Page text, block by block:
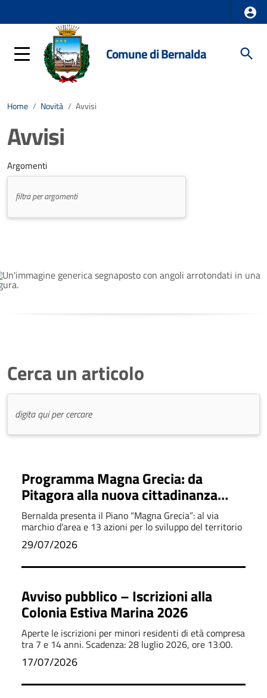
Comune di Bernalda
Home / Novità / Avvisi
Avvisi
Argomenti
Cerca un articolo
Programma Magna Grecia: da
Pitagora alla nuova cittadinanza
euromediterranea
Bernalda presenta il Piano “Magna Grecia”: al via
marchio d’area e 13 azioni per lo sviluppo del territorio
29/07/2026
Avviso pubblico – Iscrizioni alla
Colonia Estiva Marina 2026
Aperte le iscrizioni per minori residenti di età compresa
tra 7 e 14 anni. Scadenza: 28 luglio 2026, ore 13:00.
17/07/2026